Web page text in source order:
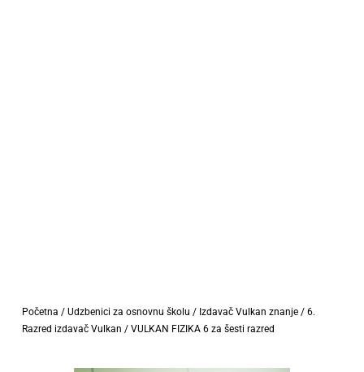
Početna / Udzbenici za osnovnu školu / Izdavač Vulkan znanje/ 6.
Razred izdavač Vulkan / VULKAN FIZIKA 6 za šesti razred